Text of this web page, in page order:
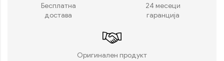
Бесплатна
достава
24 месеци
гаранција
Оригинален продукт